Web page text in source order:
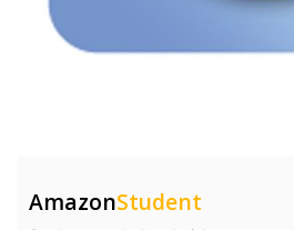
AmazonStudent